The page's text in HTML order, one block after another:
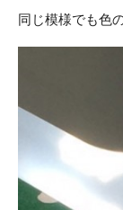
同じ模様でも色